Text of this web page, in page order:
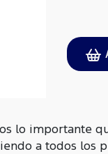
lo importante
a todos